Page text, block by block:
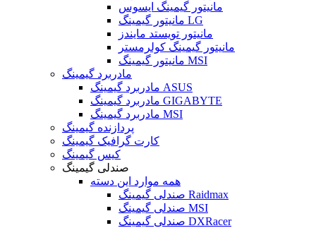
مانیتور گیمینگ ایسوس
مانیتور گیمینگ LG
مانیتور تویستد مایندز
مانیتور گیمینگ کولرمستر
مانیتور گیمینگ MSI
مادربرد گیمینگ
مادربرد گیمینگ ASUS
مادربرد گیمینگ GIGABYTE
مادربرد گیمینگ MSI
پردازنده گیمینگ
کارت گرافیک گیمینگ
کیس گیمینگ
صندلی گیمینگ
همه موارد این دسته
صندلی گیمینگ Raidmax
صندلی گیمینگ MSI
صندلی گیمینگ DXRacer